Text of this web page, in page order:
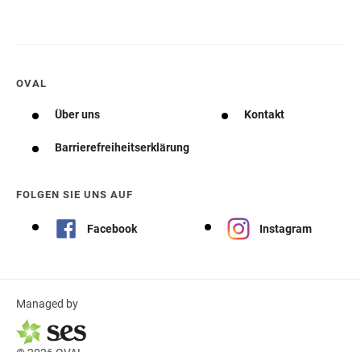
OVAL
Über uns Kontakt
Barrierefreiheitserklärung
FOLGEN SIE UNS AUF
Facebook Instagram
Managed by